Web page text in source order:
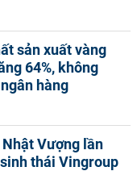
sản xuất vàng
64%, không
hàng
Vượng lần
thái Vingroup